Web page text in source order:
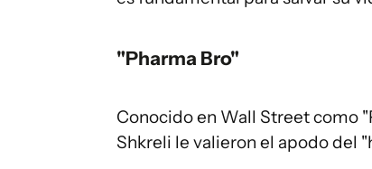
"Pharma Bro"
Conocido en Wall Street como
Shkreli le valieron el apodo del